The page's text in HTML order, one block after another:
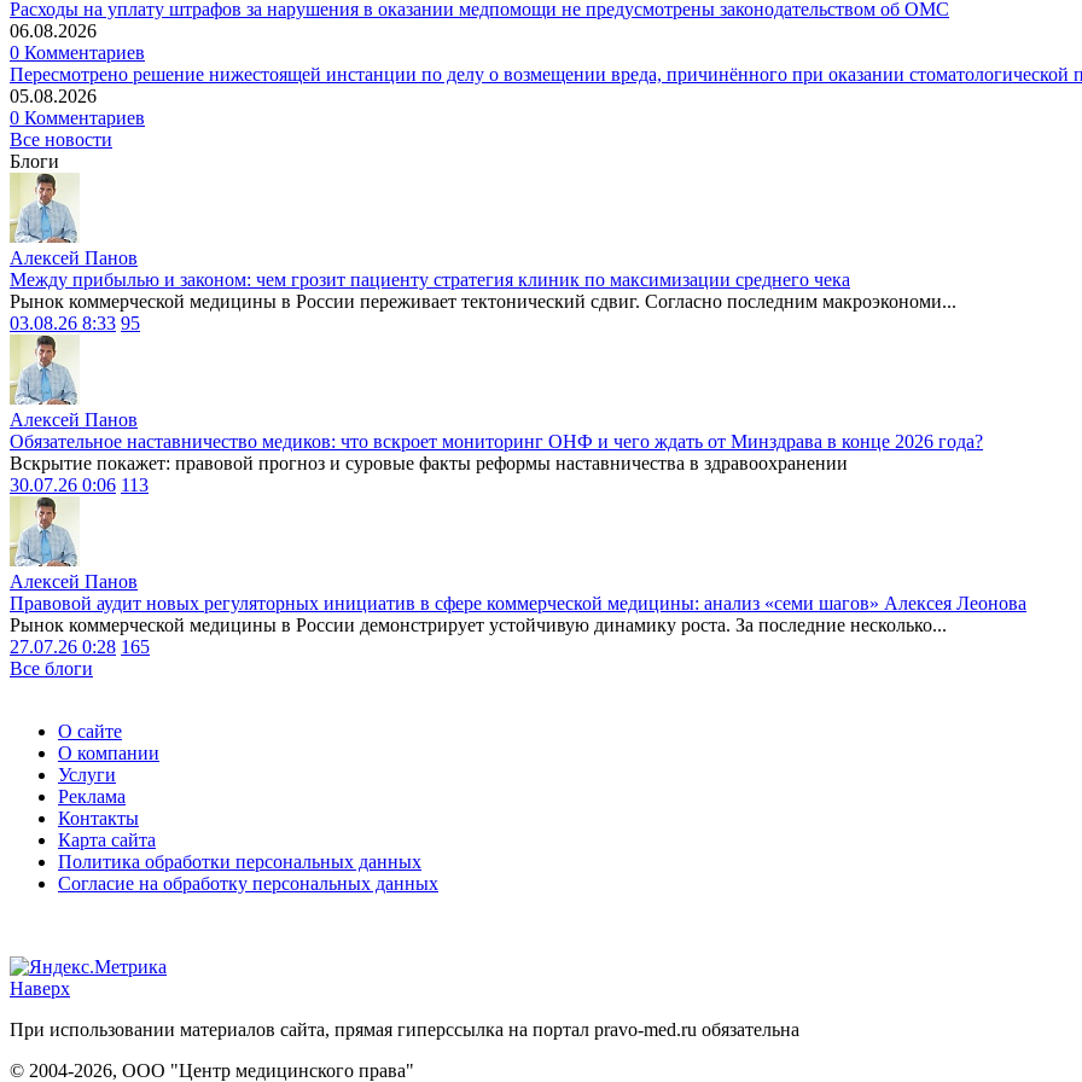
Расходы на уплату штрафов за нарушения в оказании медпомощи не предусмотрены законодательством об ОМС
06.08.2026
0 Комментариев
Пересмотрено решение нижестоящей инстанции по делу о возмещении вреда, причинённого при оказании стоматологической
05.08.2026
0 Комментариев
Все новости
Блоги
Алексей Панов
Между прибылью и законом: чем грозит пациенту стратегия клиник по максимизации среднего чека
Рынок коммерческой медицины в России переживает тектонический сдвиг. Согласно последним макроэкономи...
03.08.26 8:33 95
Алексей Панов
Обязательное наставничество медиков: что вскроет мониторинг ОНФ и чего ждать от Минздрава в конце 2026 года?
Вскрытие покажет: правовой прогноз и суровые факты реформы наставничества в здравоохранении
30.07.26 0:06 113
Алексей Панов
Правовой аудит новых регуляторных инициатив в сфере коммерческой медицины: анализ «семи шагов» Алексея Леонова
Рынок коммерческой медицины в России демонстрирует устойчивую динамику роста. За последние несколько...
27.07.26 0:28 165
Все блоги
О сайте
О компании
Услуги
Реклама
Контакты
Карта сайта
Политика обработки персональных данных
Согласие на обработку персональных данных
Наверх
При использовании материалов сайта, прямая гиперссылка на портал pravo-med.ru обязательна
© 2004-2026, ООО "Центр медицинского права"